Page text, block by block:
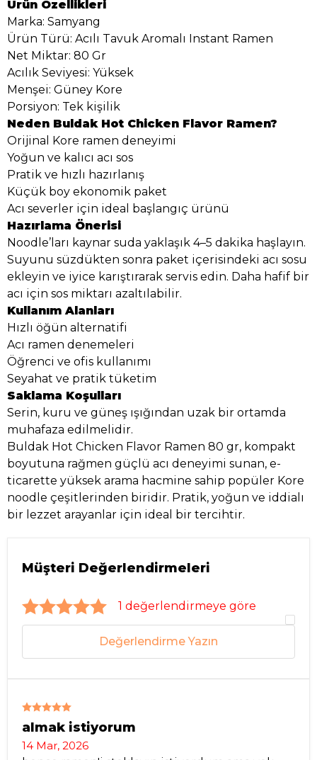
Ürün Özellikleri
Marka: Samyang
Ürün Türü: Acılı Tavuk Aromalı Instant Ramen
Net Miktar: 80 Gr
Acılık Seviyesi: Yüksek
Menşei: Güney Kore
Porsiyon: Tek kişilik
Neden Buldak Hot Chicken Flavor Ramen?
Orijinal Kore ramen deneyimi
Yoğun ve kalıcı acı sos
Pratik ve hızlı hazırlanış
Küçük boy ekonomik paket
Acı severler için ideal başlangıç ürünü
Hazırlama Önerisi
Noodle’ları kaynar suda yaklaşık 4–5 dakika haşlayın.
Suyunu süzdükten sonra paket içerisindeki acı sosu
ekleyin ve iyice karıştırarak servis edin. Daha hafif bir
acı için sos miktarı azaltılabilir.
Kullanım Alanları
Hızlı öğün alternatifi
Acı ramen denemeleri
Öğrenci ve ofis kullanımı
Seyahat ve pratik tüketim
Saklama Koşulları
Serin, kuru ve güneş ışığından uzak bir ortamda
muhafaza edilmelidir.
Buldak Hot Chicken Flavor Ramen 80 gr, kompakt
boyutuna rağmen güçlü acı deneyimi sunan, e-
ticarette yüksek arama hacmine sahip popüler Kore
noodle çeşitlerinden biridir. Pratik, yoğun ve iddialı
bir lezzet arayanlar için ideal bir tercihtir.
Müşteri Değerlendirmeleri
1 değerlendirmeye göre
Değerlendirme Yazın
almak istiyorum
14 Mar, 2026